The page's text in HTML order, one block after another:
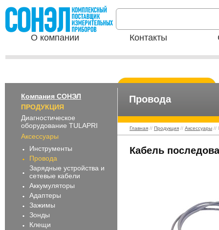
О компании Контакты
Компания СОНЭЛ
ПРОДУКЦИЯ
Диагностическое
оборудование TULAPRI
Аксессуары
Инструменты
Провода
Зарядные устройства и
сетевые кабели
Аккумуляторы
Адаптеры
Зажимы
Зонды
Клещи
Провода
Главная // Продукция // Аксессуары //
Кабель